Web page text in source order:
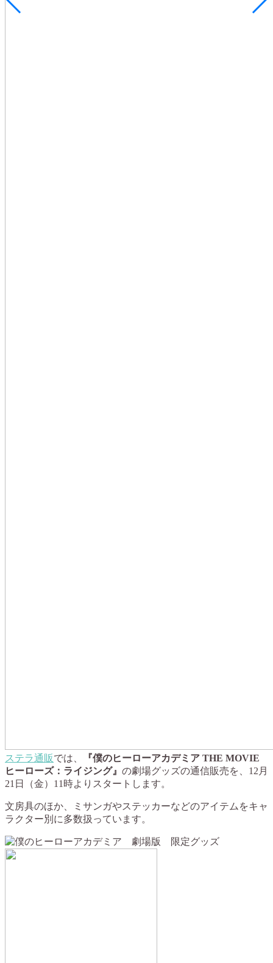
ステラ通販では、
『僕のヒーローアカデミア THE MOVIE
ヒーローズ：ライジング』 の劇場グッズの通信販売を、 12月
21日（金）11時よりスタートします。
文房具のほか、ミサンガやステッカーなどのアイテムをキャ
ラクター別に多数扱っています。